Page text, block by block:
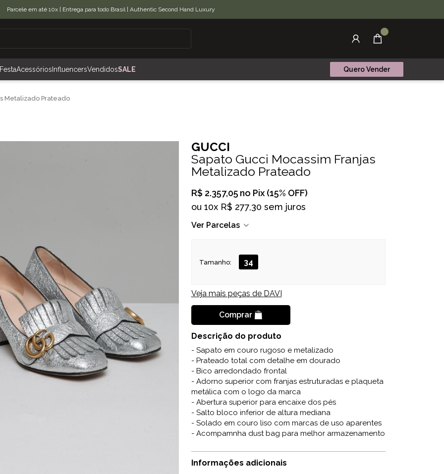
Parcele em até 10x | Entrega para todo Brasil | Authentic Second Hand Luxury
FestaAcessórios InfluencersVendidosSALE Quero Vender
Metalizado Prateado
GUCCI
Sapato Gucci Mocassim Franjas
Metalizado Prateado
R$ 2.357,05 no Pix (15% OFF)
ou 10x R$ 277,30 sem juros
Ver Parcelas
Tamanho: 34
Veja mais peças de DAVI
Comprar
Descrição do produto
- Sapato em couro rugoso e metalizado
- Prateado total com detalhe em dourado
- Bico arredondado frontal
- Adorno superior com franjas estruturadas e plaqueta
metálica com o logo da marca
- Abertura superior para encaixe dos pés
- Salto bloco inferior de altura mediana
- Solado em couro liso com marcas de uso aparentes
- Acompamnha dust bag para melhor armazenamento
Informações adicionais